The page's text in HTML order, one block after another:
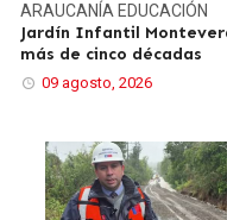
ARAUCANÍA EDUCACIÓN
Jardín Infantil
más de cinco décadas
09 agosto, 2026